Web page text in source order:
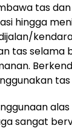
tas
hingga
tas selama
tas
sangat